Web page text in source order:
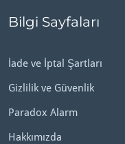
Bilgi Sayfaları
İade ve İptal Şartları
Gizlilik ve Güvenlik
Paradox Alarm
Hakkımızda